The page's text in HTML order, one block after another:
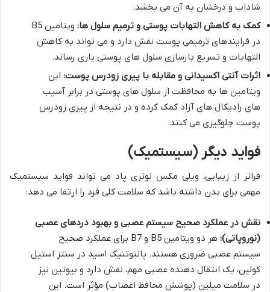
شاداب و درخشان به آن می بخشد.
کمک به کاهش التهابات پوستی و ترمیم سلول ها:
ویتامین B5
در فرایندهای ترمیمی پوست نقش دارد و می تواند به کاهش
التهابات و تسریع بازسازی سلول های پوستی یاری رساند.
اثرات آنتی اکسیدانی و مقابله با پیری زودرس پوست: این
ویتامین ها به محافظت از سلول های پوستی در برابر آسیب
های رادیکال های آزاد کمک کرده و در نتیجه از پیری زودرس
پوست جلوگیری می کنند.
فواید دیگر (سیستمیک)
فراتر از زیبایی، ویلی مکس نوتری پاد می تواند فواید سیستمیک
مهمی برای بدن داشته باشد که سلامت کلی فرد را ارتقا می دهد:
نقش در عملکرد صحیح سیستم عصبی و بهبود دردهای عصبی
(نوروپاتی):
هر دو ویتامین B5 و B7 برای عملکرد صحیح
سیستم عصبی ضروری هستند. پانتوتنیک اسید در سنتز استیل
کولین، یک انتقال دهنده عصبی مهم، نقش دارد و بیوتین نیز
در سلامت میلین (پوشش محافظ اعصاب) مؤثر است. این